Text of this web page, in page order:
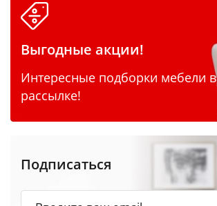
Выгодные акции!
Интересные подборки мебели в
рассылке!
Подписаться